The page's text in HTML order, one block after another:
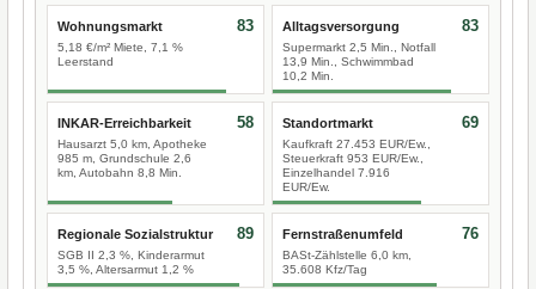
Wohnungsmarkt
5,18 €/m² Miete, 7,1 %
Leerstand
83 Alltagsversorgung
Supermarkt 2,5 Min., Notfall
13,9 Min., Schwimmbad
10,2 Min.
83
INKAR-Erreichbarkeit
Hausarzt 5,0 km, Apotheke
985 m, Grundschule 2,6
km, Autobahn 8,8 Min.
58 Standortmarkt
Kaufkraft 27.453 EUR/Ew.,
Steuerkraft 953 EUR/Ew.,
Einzelhandel 7.916
EUR/Ew.
69
Regionale Sozialstruktur
SGB II 2,3 %, Kinderarmut
3,5 %, Altersarmut 1,2 %
89 Fernstraßenumfeld
BASt-Zählstelle 6,0 km,
35.608 Kfz/Tag
76